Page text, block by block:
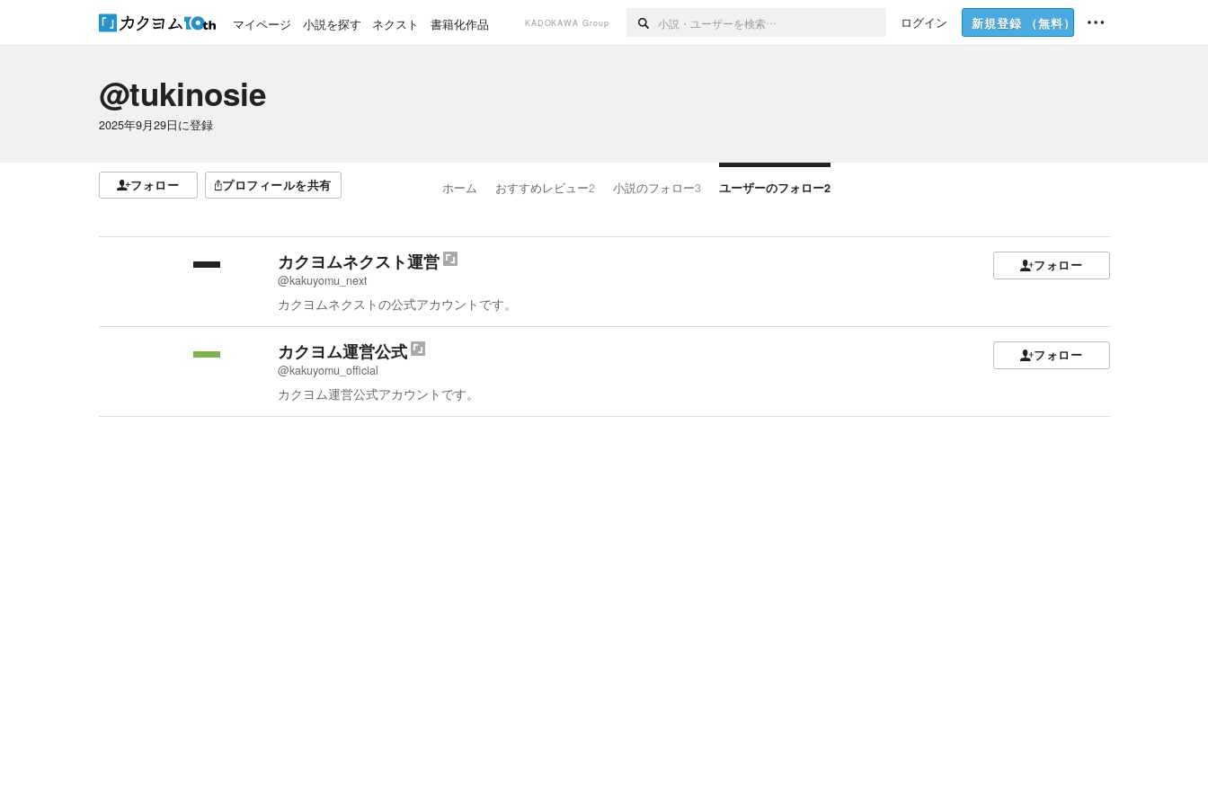
マイページ 小説を探す ネクスト 書籍化作品 KADOKAWA Group ログイン 新規登録 （無料）
@tukinosie
2025年9月29日に登録
フォロー プロフィールを共有 ホーム おすすめレビュー2 小説のフォロー3 ユーザーのフォロー2
カクヨムネクスト運営
@kakuyomu_next
カクヨムネクストの公式アカウントです。
フォロー
カクヨム運営公式
@kakuyomu_official
カクヨム運営公式アカウントです。
フォロー